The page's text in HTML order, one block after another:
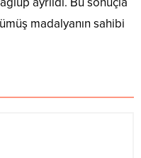
madalyanın sahibi